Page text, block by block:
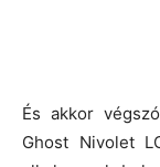
És akkor
Ghost Nivolet